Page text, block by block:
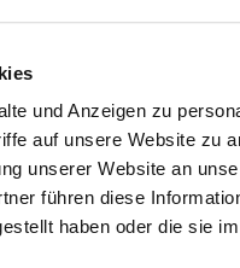
und Anzeigen zu
auf unsere Website zu
unserer Website an
führen diese
haben oder die sie
für
auf
zum
nach solchen